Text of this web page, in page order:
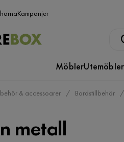
Kampanjer
MöblerUtemöbler
& accessoarer Bordstillbehör
metall